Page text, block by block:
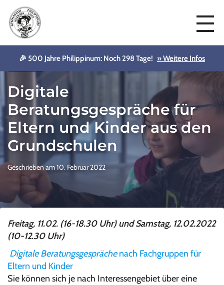
🎉 500 Jahre Philippinum: Noch 298 Tage! » Weitere Infos
Digitale
Beratungsgespräche für
Eltern und Kinder aus den
Grundschulen
Geschrieben am 10. Februar 2022
Freitag, 11.02. (16-18.30 Uhr) und Samstag, 12.02.2022
(10-12.30 Uhr)
Digitale Beratungsgesprächenach Fachgruppen für
Eltern und Kinder
Sie können sich je nach Interessengebiet über eine